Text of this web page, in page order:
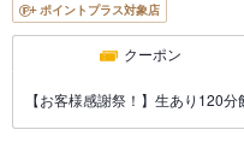
ポイントプラス対象店
クーポン
【お客様感謝祭！】生あり120